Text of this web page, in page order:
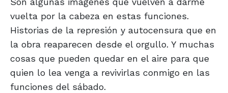
vuelta por la cabeza en estas funciones.
Historias de la represión y autocensura que en
la obra reaparecen desde el orgullo. Y muchas
cosas que pueden quedar en el aire para que
quien lo lea venga a revivirlas conmigo en las
funciones del sábado.